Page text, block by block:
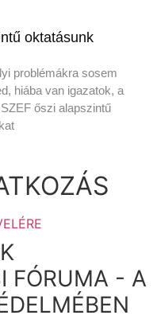
oktatásunk
problémákra sosem
hiába van igazatok, a
őszi alapszintű
FÓRUMA - A